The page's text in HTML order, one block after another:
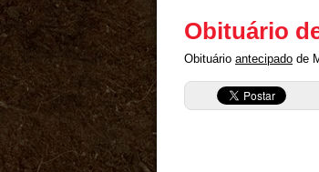
Obituário
Obituário antecipado de